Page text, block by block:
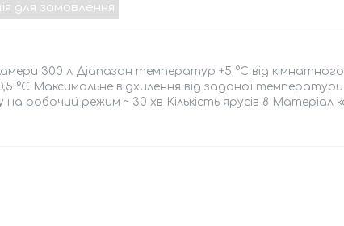
для замовлення
300 л Діапазон температур +5 °C від
°C Максимальне відхилення від заданої
на робочий режим ~ 30 хв Кількість ярусів 8